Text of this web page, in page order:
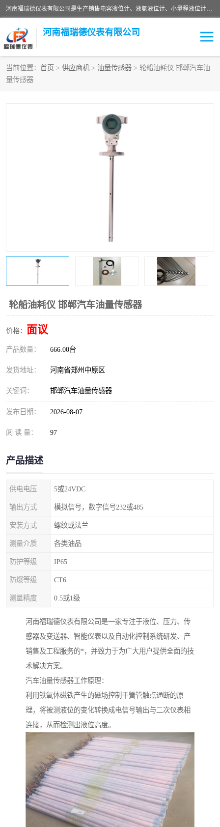
河南福瑞德仪表有限公司是生产销售电容液位计、液氨液位计、小量程液位计定制、智能锅炉水位计、液氮液位计等；并在产品开发、研制的过程中，吸取国内外仪器仪表的技术精华，建立了一支高、精、尖的科研开发队伍，使产品性能不断升级。
河南福瑞德仪表有限公司
当前位置： 首页 > 供应商机 > 油量传感器 > 轮船油耗仪 邯郸汽车油
量传感器
轮船油耗仪 邯郸汽车油量传感器
价格： 面议
产品数量： 666.00台
发货地址： 河南省郑州中原区
关键词： 邯郸汽车油量传感器
发布日期： 2026-08-07
阅 读 量： 97
产品描述
供电电压 5或24VDC
输出方式 模拟信号，数字信号232或485
安装方式 螺纹或法兰
测量介质 各类油品
防护等级 IP65
防爆等级 CT6
测量精度 0.5或1级
河南福瑞德仪表有限公司是一家专注于液位、压力、传
感器及变送器、智能仪表以及自动化控制系统研发、产
销售及工程服务的*，并致力于为广大用户提供全面的技
术解决方案。
汽车油量传感器工作原理：
利用铁氧体磁铁产生的磁场控制干簧管触点通断的原
理，将被测液位的变化转换成电信号输出与二次仪表相
连接，从而检测出液位高度。
液位计
液氮液位计
液位计传感器定制
流量仪表 加油站液位仪